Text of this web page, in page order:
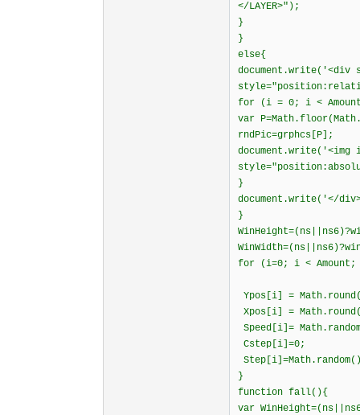
</LAYER>");
}
}
else{
document.write('<div
for (i = 0; i <
var
rndPic=grphcs[P];
}
document.write('</
}
for
Ypos[i] =
Xpos[i] =
Speed[i]=
Cstep[i]=0;
}
function fall(){
var